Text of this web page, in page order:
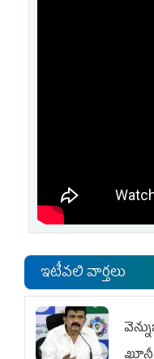
ఇటీవలి వార్తలు